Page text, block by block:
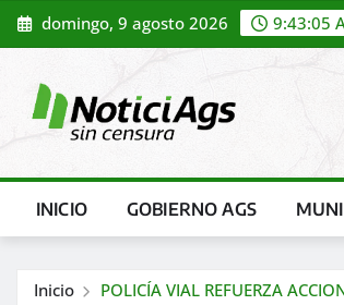
Saltar
al
domingo, 9 agosto 2026 9:43:06
INICIO GOBIERNO AGS
Inicio POLICÍA VIAL REFUERZA